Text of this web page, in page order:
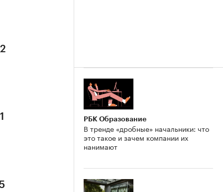
РБК Образование
В тренде «дробные» начальники: что
это такое и зачем компании их
нанимают